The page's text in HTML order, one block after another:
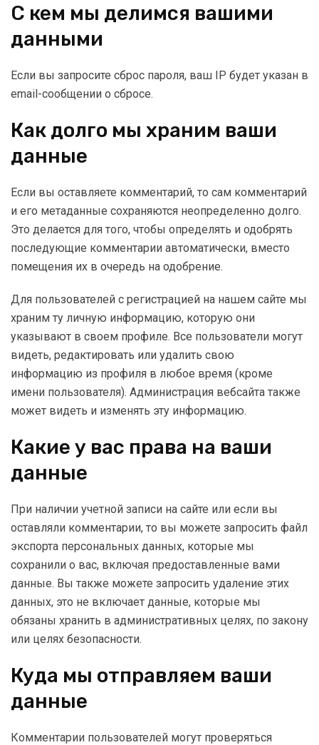
С кем мы делимся вашими
данными
Если вы запросите сброс пароля, ваш IP будет указан в
email-сообщении о сбросе.
Как долго мы храним ваши
данные
Если вы оставляете комментарий, то сам комментарий
и его метаданные сохраняются неопределенно долго.
Это делается для того, чтобы определять и одобрять
последующие комментарии автоматически, вместо
помещения их в очередь на одобрение.
Для пользователей с регистрацией на нашем сайте мы
храним ту личную информацию, которую они
указывают в своем профиле. Все пользователи могут
видеть, редактировать или удалить свою
информацию из профиля в любое время (кроме
имени пользователя). Администрация вебсайта также
может видеть и изменять эту информацию.
Какие у вас права на ваши
данные
При наличии учетной записи на сайте или если вы
оставляли комментарии, то вы можете запросить файл
экспорта персональных данных, которые мы
сохранили о вас, включая предоставленные вами
данные. Вы также можете запросить удаление этих
данных, это не включает данные, которые мы
обязаны хранить в административных целях, по закону
или целях безопасности.
Куда мы отправляем ваши
данные
Комментарии пользователей могут проверяться